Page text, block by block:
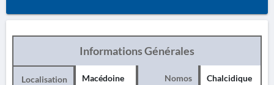
Informations Générales
Localisation
Macédoine
Nomos Chalcidique